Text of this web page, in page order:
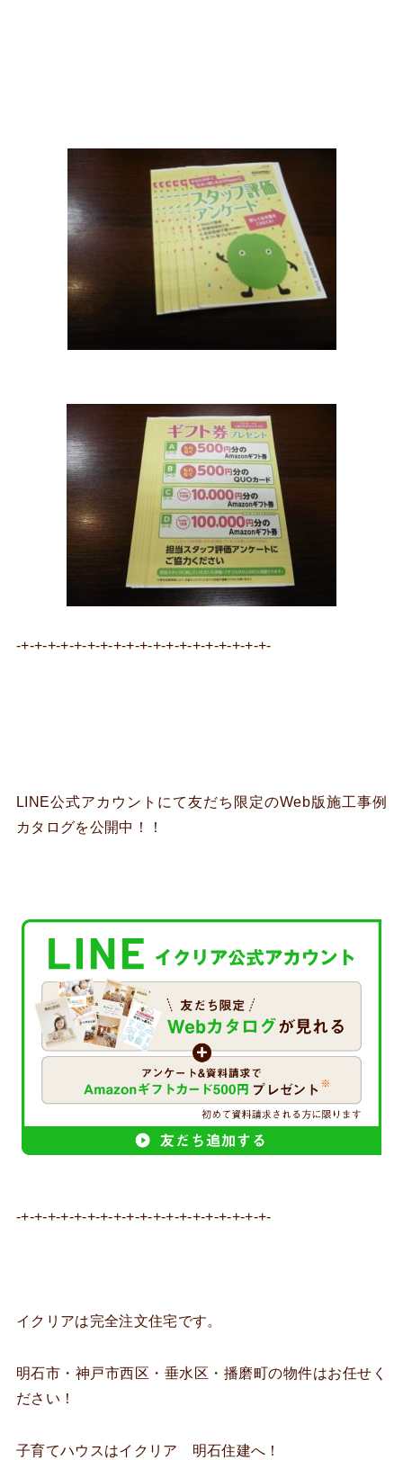
-+-+-+-+-+-+-+-+-+-+-+-+-+-+-+-+-+-+-+-
LINE公式アカウントにて友だち限定のWeb版施工事例
カタログを公開中！！
-+-+-+-+-+-+-+-+-+-+-+-+-+-+-+-+-+-+-+-
イクリアは完全注文住宅です。
明石市・神戸市西区・垂水区・播磨町の物件はお任せく
ださい！
子育てハウスはイクリア 明石住建へ！